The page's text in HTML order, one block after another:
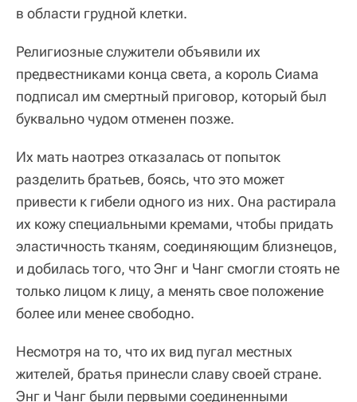
в области грудной клетки.
Религиозные служители объявили их
предвестниками конца света, а король Сиама
подписал им смертный приговор, который был
буквально чудом отменен позже.
Их мать наотрез отказалась от попыток
разделить братьев, боясь, что это может
привести к гибели одного из них. Она растирала
их кожу специальными кремами, чтобы придать
эластичность тканям, соединяющим близнецов,
и добилась того, что Энг и Чанг смогли стоять не
только лицом к лицу, а менять свое положение
более или менее свободно.
Несмотря на то, что их вид пугал местных
жителей, братья принесли славу своей стране.
Энг и Чанг были первыми соединенными